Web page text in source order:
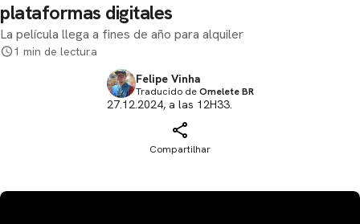
plataformas digitales
La película llega a fines de año para alquiler
1 min de lectura
Felipe Vinha
Traducido deOmelete BR
27.12.2024, a las 12H33.
Compartilhar